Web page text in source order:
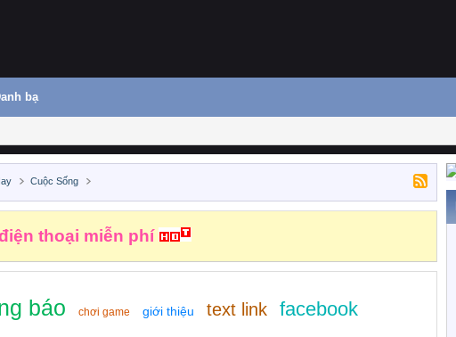
bạ
Cuộc Sống
thoại miễn phí
báo chơi game giới thiệu text link facebook